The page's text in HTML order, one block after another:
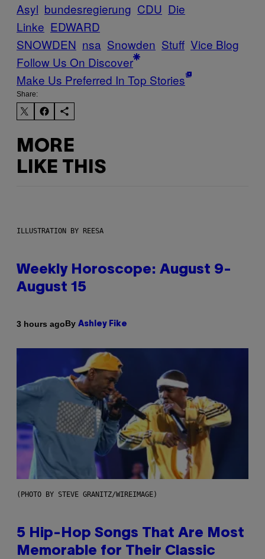
Asyl bundesregierung CDU Die
Linke EDWARD
SNOWDEN nsa Snowden Stuff Vice Blog
Follow Us On Discover
Make Us Preferred In Top Stories
Share:
MORE
LIKE THIS
ILLUSTRATION BY REESA
Weekly Horoscope: August 9-
August 15
3 hours agoBy Ashley Fike
(PHOTO BY STEVE GRANITZ/WIREIMAGE)
5 Hip-Hop Songs That Are Most
Memorable for Their Classic